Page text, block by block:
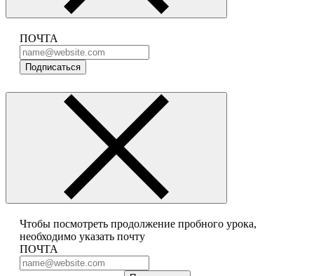
ПОЧТА
Подписаться
Чтобы посмотреть продолжение пробного урока,
необходимо указать почту
ПОЧТА